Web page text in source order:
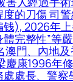
的刀傷 司
), 2026年上
體完整性”等
澳門、內地
慶康1996年
處長、警察